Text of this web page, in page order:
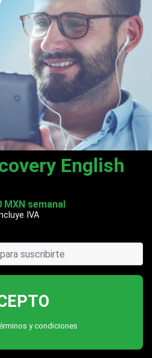
English
MXN semanal
IVA
y condiciones